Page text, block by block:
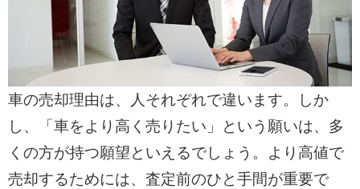
車の売却理由は、人それぞれで違います。しか
し、「車をより高く売りたい」という願いは、多
くの方が持つ願望といえるでしょう。より高値で
売却するためには、査定前のひと手間が重要で